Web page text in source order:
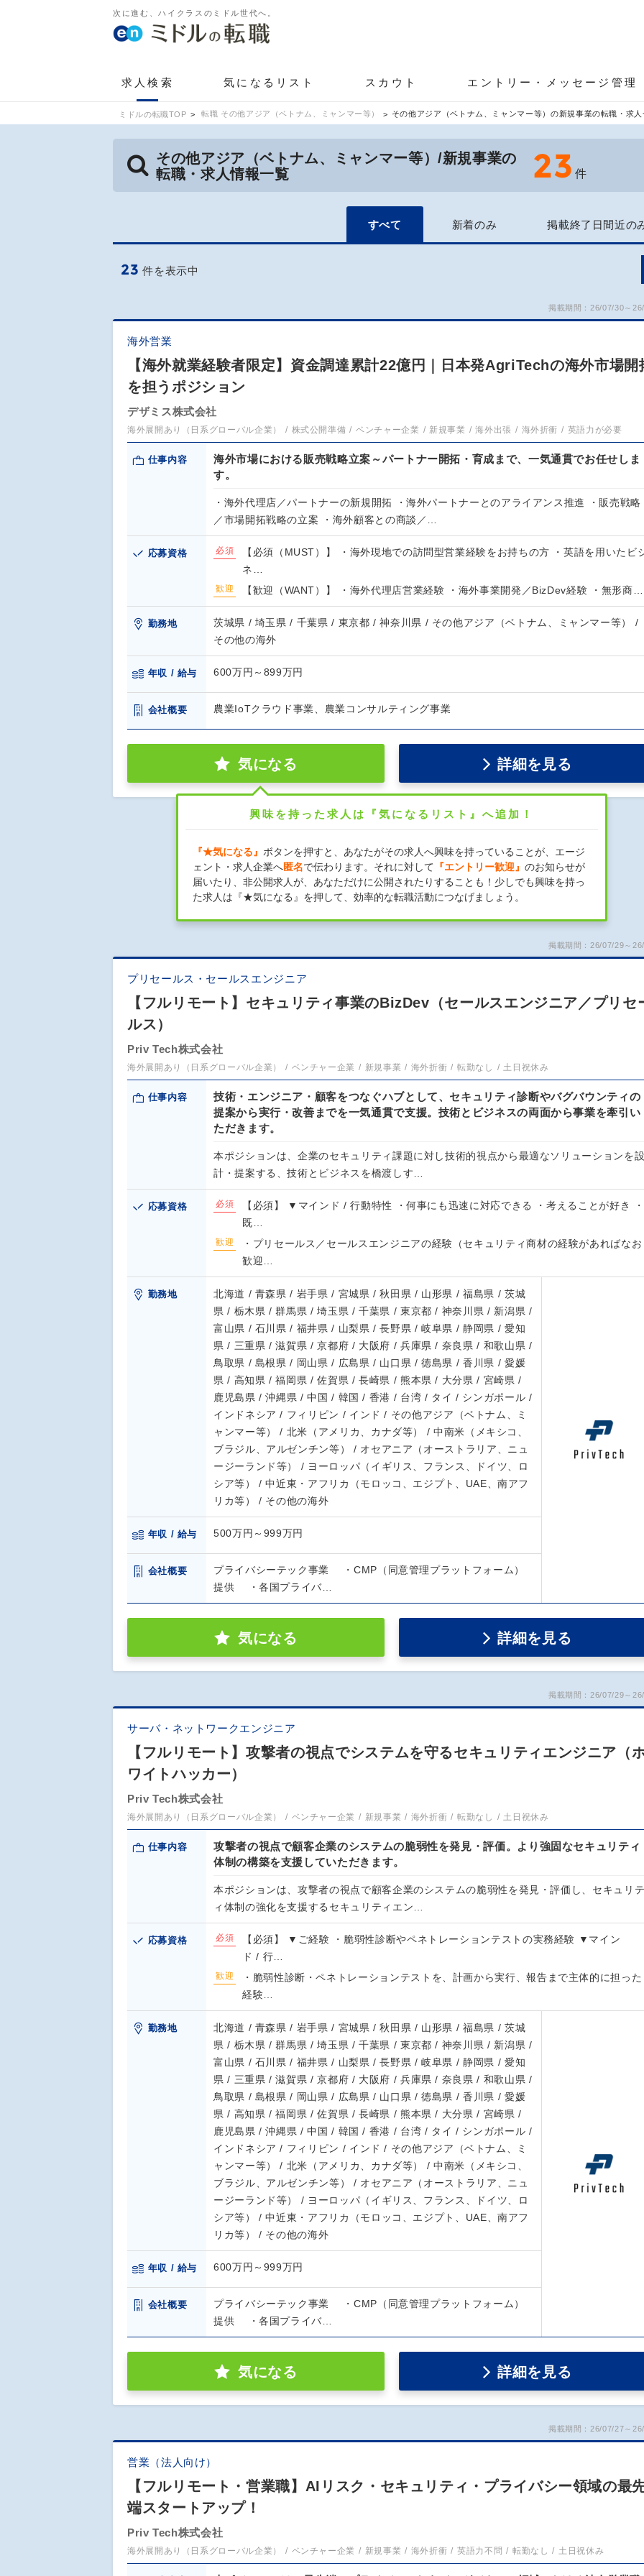
次に進む、ハイクラスのミドル世代へ。
求人検索 気になるリスト スカウト エントリー・メッセージ管理
ミドルの転職TOP 転職 その他アジア（ベトナム、ミャンマー等） その他アジア（ベトナム、ミャンマー等）の新規事業の転職・求人
その他アジア（ベトナム、ミャンマー等）/新規事業の
転職・求人情報一覧
23 件
すべて 新着のみ 掲載終了日間近の
23 件を表示中
掲載期間：26/07/30～
海外営業
【海外就業経験者限定】資金調達累計22億円｜日本発AgriTechの海外市場開
を担うポジション
デザミス株式会社
海外展開あり（日系グローバル企業） 株式公開準備 ベンチャー企業 新規事業 海外出張 海外折衝 英語力が必要
仕事内容
海外市場における販売戦略立案～パートナー開拓・育成まで、一気通貫でお任せしま
す。
・海外代理店／パートナーの新規開拓 ・海外パートナーとのアライアンス推進 ・販売戦略
／市場開拓戦略の立案 ・海外顧客との商談／…
応募資格 必須
【必須（MUST）】 ・海外現地での訪問型営業経験をお持ちの方 ・英語を用いたビ
ネ…
歓迎 【歓迎（WANT）】 ・海外代理店営業経験 ・海外事業開発／BizDev経験 ・無形商…
勤務地
茨城県 / 埼玉県 / 千葉県 / 東京都 / 神奈川県 / その他アジア（ベトナム、ミャンマー等） /
その他の海外
年収 / 給与 600万円～899万円
会社概要 農業IoTクラウド事業、農業コンサルティング事業
気になる 詳細を見る
興味を持った求人は『気になるリスト』へ追加！
『★気になる』 ボタンを押すと、あなたがその求人へ興味を持っていることが、エージ
ェント・求人企業へ匿名で伝わります。それに対して 『エントリー歓迎』 のお知らせが
届いたり、非公開求人が、あなただけに公開されたりすることも！少しでも興味を持っ
た求人は『★気になる』を押して、効率的な転職活動につなげましょう。
掲載期間：26/07/29～
プリセールス・セールスエンジニア
【フルリモート】セキュリティ事業のBizDev（セールスエンジニア／プリセ
ルス）
Priv Tech株式会社
海外展開あり（日系グローバル企業） ベンチャー企業 新規事業 海外折衝 転勤なし 土日祝休み
仕事内容
技術・エンジニア・顧客をつなぐハブとして、セキュリティ診断やバグバウンティの
提案から実行・改善までを一気通貫で支援。技術とビジネスの両面から事業を牽引い
ただきます。
本ポジションは、企業のセキュリティ課題に対し技術的視点から最適なソリューションを設
計・提案する、技術とビジネスを橋渡しす…
応募資格 必須
【必須】 ▼マインド / 行動特性 ・何事にも迅速に対応できる ・考えることが好き ・
既…
歓迎
・プリセールス／セールスエンジニアの経験（セキュリティ商材の経験があればなお
歓迎…
勤務地
北海道 / 青森県 / 岩手県 / 宮城県 / 秋田県 / 山形県 / 福島県 / 茨城
県 / 栃木県 / 群馬県 / 埼玉県 / 千葉県 / 東京都 / 神奈川県 / 新潟県 /
富山県 / 石川県 / 福井県 / 山梨県 / 長野県 / 岐阜県 / 静岡県 / 愛知
県 / 三重県 / 滋賀県 / 京都府 / 大阪府 / 兵庫県 / 奈良県 / 和歌山県 /
鳥取県 / 島根県 / 岡山県 / 広島県 / 山口県 / 徳島県 / 香川県 / 愛媛
県 / 高知県 / 福岡県 / 佐賀県 / 長崎県 / 熊本県 / 大分県 / 宮崎県 /
鹿児島県 / 沖縄県 / 中国 / 韓国 / 香港 / 台湾 / タイ / シンガポール /
インドネシア / フィリピン / インド / その他アジア（ベトナム、ミ
ャンマー等） / 北米（アメリカ、カナダ等） / 中南米（メキシコ、
ブラジル、アルゼンチン等） / オセアニア（オーストラリア、ニュ
ージーランド等） / ヨーロッパ（イギリス、フランス、ドイツ、ロ
シア等） / 中近東・アフリカ（モロッコ、エジプト、UAE、南アフ
リカ等） / その他の海外
年収 / 給与 500万円～999万円
会社概要
プライバシーテック事業 ・CMP（同意管理プラットフォーム）
提供 ・各国プライバ…
気になる 詳細を見る
掲載期間：26/07/29～
サーバ・ネットワークエンジニア
【フルリモート】攻撃者の視点でシステムを守るセキュリティエンジニア（
ワイトハッカー）
Priv Tech株式会社
海外展開あり（日系グローバル企業） ベンチャー企業 新規事業 海外折衝 転勤なし 土日祝休み
仕事内容
攻撃者の視点で顧客企業のシステムの脆弱性を発見・評価。より強固なセキュリティ
体制の構築を支援していただきます。
本ポジションは、攻撃者の視点で顧客企業のシステムの脆弱性を発見・評価し、セキュリテ
ィ体制の強化を支援するセキュリティエン…
応募資格 必須
【必須】 ▼ご経験 ・脆弱性診断やペネトレーションテストの実務経験 ▼マイン
ド / 行…
歓迎
・脆弱性診断・ペネトレーションテストを、計画から実行、報告まで主体的に担った
経験…
勤務地
北海道 / 青森県 / 岩手県 / 宮城県 / 秋田県 / 山形県 / 福島県 / 茨城
県 / 栃木県 / 群馬県 / 埼玉県 / 千葉県 / 東京都 / 神奈川県 / 新潟県 /
富山県 / 石川県 / 福井県 / 山梨県 / 長野県 / 岐阜県 / 静岡県 / 愛知
県 / 三重県 / 滋賀県 / 京都府 / 大阪府 / 兵庫県 / 奈良県 / 和歌山県 /
鳥取県 / 島根県 / 岡山県 / 広島県 / 山口県 / 徳島県 / 香川県 / 愛媛
県 / 高知県 / 福岡県 / 佐賀県 / 長崎県 / 熊本県 / 大分県 / 宮崎県 /
鹿児島県 / 沖縄県 / 中国 / 韓国 / 香港 / 台湾 / タイ / シンガポール /
インドネシア / フィリピン / インド / その他アジア（ベトナム、ミ
ャンマー等） / 北米（アメリカ、カナダ等） / 中南米（メキシコ、
ブラジル、アルゼンチン等） / オセアニア（オーストラリア、ニュ
ージーランド等） / ヨーロッパ（イギリス、フランス、ドイツ、ロ
シア等） / 中近東・アフリカ（モロッコ、エジプト、UAE、南アフ
リカ等） / その他の海外
年収 / 給与 600万円～999万円
会社概要
プライバシーテック事業 ・CMP（同意管理プラットフォーム）
提供 ・各国プライバ…
気になる 詳細を見る
掲載期間：26/07/27～
営業（法人向け）
【フルリモート・営業職】AIリスク・セキュリティ・プライバシー領域の最
端スタートアップ！
Priv Tech株式会社
海外展開あり（日系グローバル企業） ベンチャー企業 新規事業 海外折衝 英語力不問 転勤なし 土日祝休み